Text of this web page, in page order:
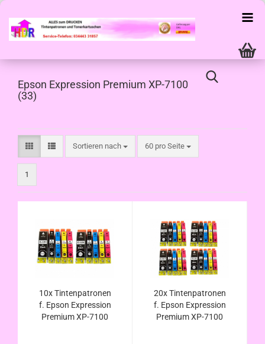
Epson Expression Premium XP-7100
(33)
Sortieren nach
Sortieren nach 60 pro Seite
pro Seite
1
10x Tintenpatronen
f. Epson Expression
Premium XP-7100
20x Tintenpatronen
f. Epson Expression
Premium XP-7100